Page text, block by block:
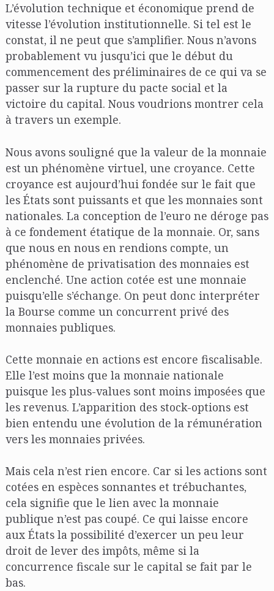
L’évolution technique et économique prend de
vitesse l’évolution institutionnelle. Si tel est le
constat, il ne peut que s’amplifier. Nous n’avons
probablement vu jusqu’ici que le début du
commencement des préliminaires de ce qui va se
passer sur la rupture du pacte social et la
victoire du capital. Nous voudrions montrer cela
à travers un exemple.
Nous avons souligné que la valeur de la monnaie
est un phénomène virtuel, une croyance. Cette
croyance est aujourd’hui fondée sur le fait que
les États sont puissants et que les monnaies sont
nationales. La conception de l’euro ne déroge pas
à ce fondement étatique de la monnaie. Or, sans
que nous en nous en rendions compte, un
phénomène de privatisation des monnaies est
enclenché. Une action cotée est une monnaie
puisqu’elle s’échange. On peut donc interpréter
la Bourse comme un concurrent privé des
monnaies publiques.
Cette monnaie en actions est encore fiscalisable.
Elle l’est moins que la monnaie nationale
puisque les plus-values sont moins imposées que
les revenus. L’apparition des stock-options est
bien entendu une évolution de la rémunération
vers les monnaies privées.
Mais cela n’est rien encore. Car si les actions sont
cotées en espèces sonnantes et trébuchantes,
cela signifie que le lien avec la monnaie
publique n’est pas coupé. Ce qui laisse encore
aux États la possibilité d’exercer un peu leur
droit de lever des impôts, même si la
concurrence fiscale sur le capital se fait par le
bas.